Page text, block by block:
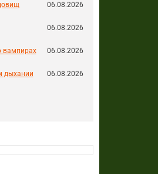
06.08.2026
06.08.2026
вампирах
06.08.2026
дыхании
06.08.2026